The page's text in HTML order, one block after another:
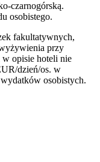
czarnogórską.
osobistego.
fakultatywnych,
przy
opisie hoteli nie
dzień/os. w
osobistych.